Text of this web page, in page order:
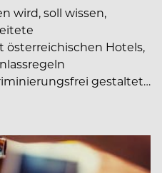
wird, soll wissen,
Hotels,
gestaltet…